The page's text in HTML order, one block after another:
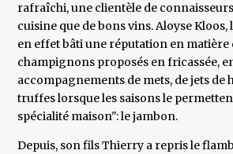
rafraîchi, une clientèle de
cuisine que de bons vins. Aloyse Kloos,
en effet bâti une réputation en matière
champignons proposés en fricassée,
accompagnements de mets, de jets de
truffes lorsque les saisons le
spécialité maison": le jambon.
Depuis, son fils Thierry a repris le